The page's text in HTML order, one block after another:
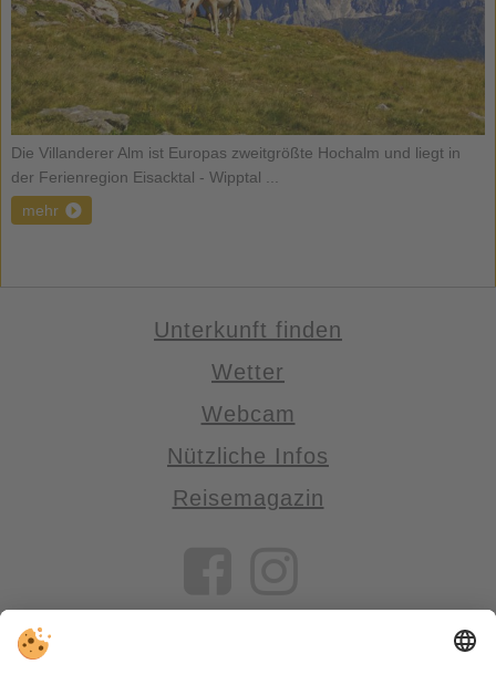
Die Villanderer Alm ist Europas zweitgrößte Hochalm und liegt in
der Ferienregion Eisacktal - Wipptal ...
mehr
Unterkunft finden
Wetter
Webcam
Nützliche Infos
Reisemagazin